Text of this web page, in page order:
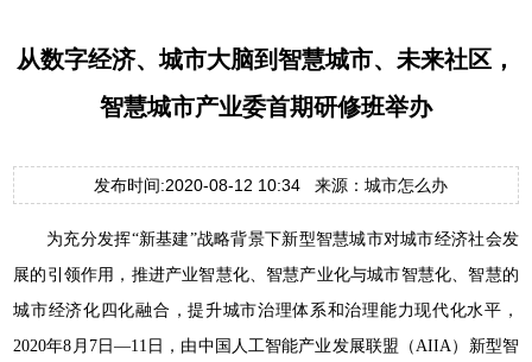
从数字经济、城市大脑到智慧城市、未来社区，
智慧城市产业委首期研修班举办
发布时间:2020-08-12 10:34 来源：城市怎么办
为充分发挥“新基建”战略背景下新型智慧城市对城市经济社会发
展的引领作用，推进产业智慧化、智慧产业化与城市智慧化、智慧的
城市经济化四化融合，提升城市治理体系和治理能力现代化水平，
2020年8月7日—11日，由中国人工智能产业发展联盟（AIIA）新型智